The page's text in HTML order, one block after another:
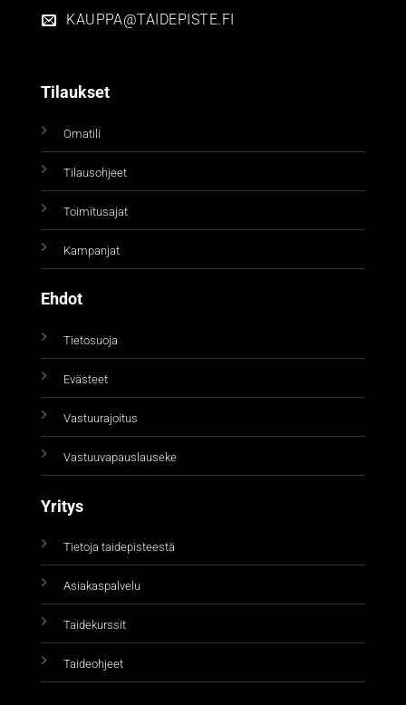
KAUPPA@TAIDEPISTE.FI
Tilaukset
Omatili
Tilausohjeet
Toimitusajat
Kampanjat
Ehdot
Tietosuoja
Evästeet
Vastuurajoitus
Vastuuvapauslauseke
Yritys
Tietoja taidepisteestä
Asiakaspalvelu
Taidekurssit
Taideohjeet